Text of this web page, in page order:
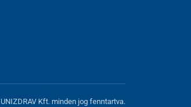
Kft. minden jog fenntartva.